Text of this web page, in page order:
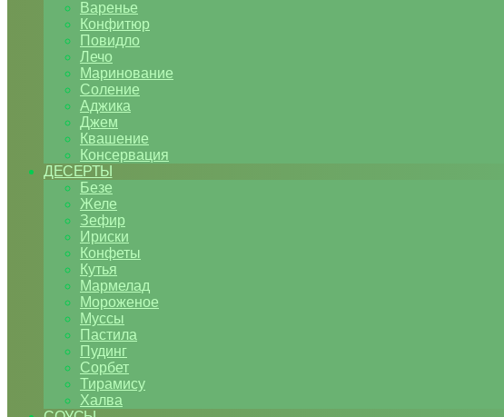
Варенье
Конфитюр
Повидло
Лечо
Маринование
Соление
Аджика
Джем
Квашение
Консервация
ДЕСЕРТЫ
Безе
Желе
Зефир
Ириски
Конфеты
Кутья
Мармелад
Мороженое
Муссы
Пастила
Пудинг
Сорбет
Тирамису
Халва